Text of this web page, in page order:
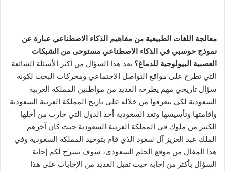
معالجة اللغات الطبيعية من مفاهيم الذكاء الاصطناعي عبارة عن
نموذج حوسبي في الذكاء الاصطناعي مستوحى من الشبكات
العصبية البيولوجية للدماغ؟ يعد هذا السؤال من أكثر الأسئلة الشائعة
التي تطرح على مواقع التواصل الاجتماعي ومحركات البحث لكونه
سؤال تاريخي مهم يطرحه العديد من مواطنين المملكة العربية
السعودية لكي يتعرفوا من خلاله على تاريخ المملكة العربية السعودية
واقامتها وتأسيسها وتعد السعودية أحد الدول التي حارب من أجلها
الكثير من ملوك في المملكة العربية السعودية حيث كان آخرهم
الملك عبد العزيز آل سعود الذي قام بتوحيد المملكة السعودية وفي
هذا المقال من موقع الحلم السعودي، سوف نشرح لكم إجابة
السؤال بأكثر من إجابة حيث تقبل العديد من الإجابات على هذا